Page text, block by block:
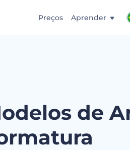
Preços Aprender
de